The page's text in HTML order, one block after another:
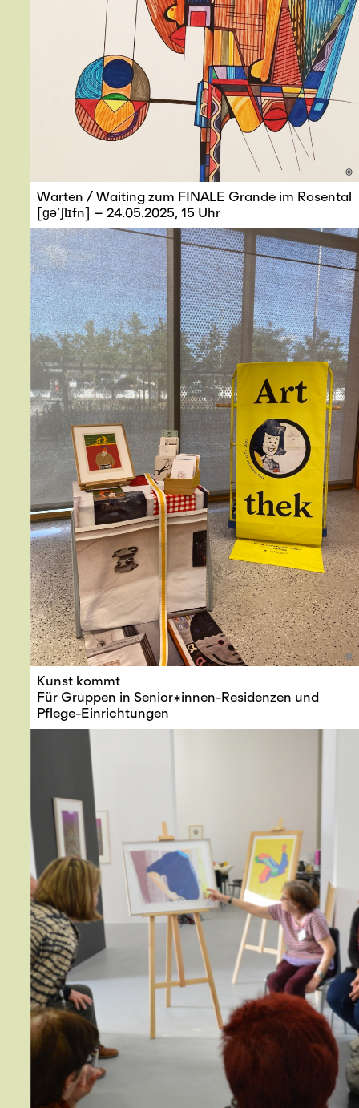
©
Warten / Waiting zum FINALE Grande im Rosental
[ɡəˈʃlɪfn] – 24.05.2025, 15 Uhr
©
Kunst kommt
Für Gruppen in Senior*innen-Residenzen und
Pflege-Einrichtungen